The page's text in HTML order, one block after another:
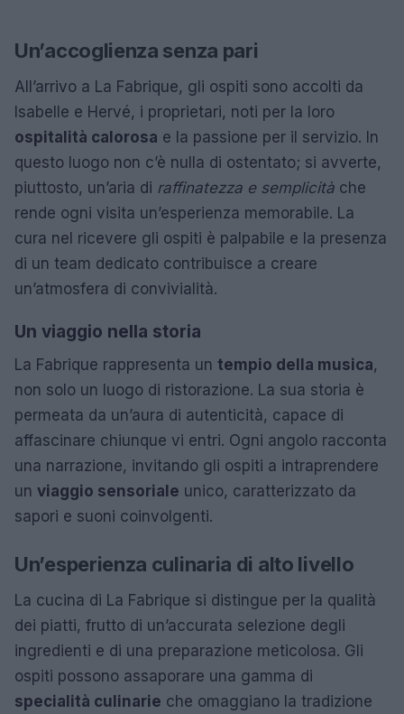
Un’accoglienza senza pari
All’arrivo a La Fabrique, gli ospiti sono accolti da
Isabelle e Hervé, i proprietari, noti per la loro
ospitalità calorosa e la passione per il servizio. In
questo luogo non c’è nulla di ostentato; si avverte,
piuttosto, un’aria di raffinatezza e semplicità che
rende ogni visita un’esperienza memorabile. La
cura nel ricevere gli ospiti è palpabile e la presenza
di un team dedicato contribuisce a creare
un’atmosfera di convivialità.
Un viaggio nella storia
La Fabrique rappresenta un tempio della musica,
non solo un luogo di ristorazione. La sua storia è
permeata da un’aura di autenticità, capace di
affascinare chiunque vi entri. Ogni angolo racconta
una narrazione, invitando gli ospiti a intraprendere
un viaggio sensoriale unico, caratterizzato da
sapori e suoni coinvolgenti.
Un’esperienza culinaria di alto livello
La cucina di La Fabrique si distingue per la qualità
dei piatti, frutto di un’accurata selezione degli
ingredienti e di una preparazione meticolosa. Gli
ospiti possono assaporare una gamma di
specialità culinarie che omaggiano la tradizione